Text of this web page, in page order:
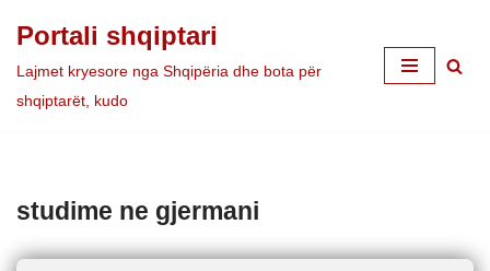
Skip
to
Portali shqiptari
Lajmet kryesore nga Shqipëria dhe bota për
shqiptarët, kudo
studime ne gjermani